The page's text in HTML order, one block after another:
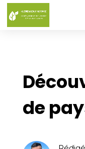
de